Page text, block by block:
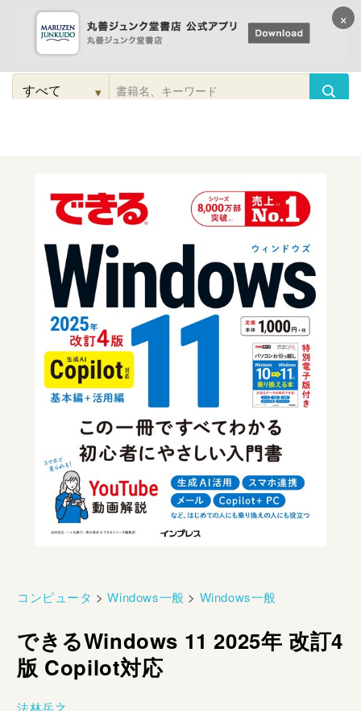
コンテンツに
進む
検
▾
コンピュータ >Windows一般 > Windows一般
できるWindows 11 2025年 改訂4
版 Copilot対応
法林岳之
×